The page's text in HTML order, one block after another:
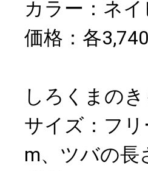
カラー：ネ
価格：各
しろくまの
サイズ：フ
m、ツバの長